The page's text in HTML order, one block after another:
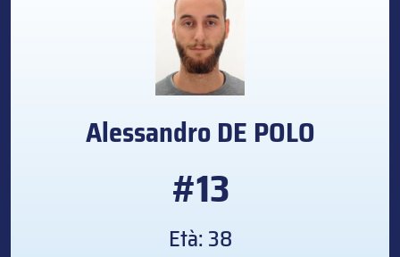
AlessandroDE POLO
#13
Età: 38